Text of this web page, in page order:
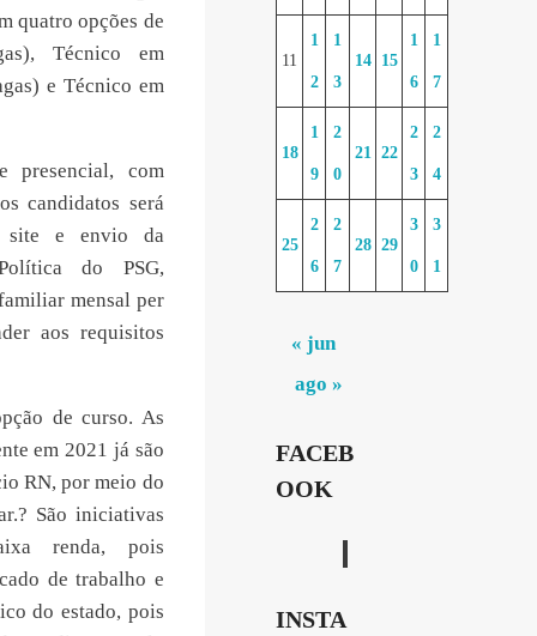
quatro opções de
Técnico em
e Técnico em
presencial, com
candidatos será
site e envio da
do PSG,
mensal per
aos requisitos
de curso. As
em 2021 já são
RN, por meio do
São iniciativas
renda, pois
de trabalho e
do estado, pois
11
1
2
1
3
14 15
1
6
1
7
18
1
9
2
0
21 22
2
3
2
4
25
2
6
2
7
28 29
3
0
3
1
« jun
ago »
FACEB
OOK
INSTA